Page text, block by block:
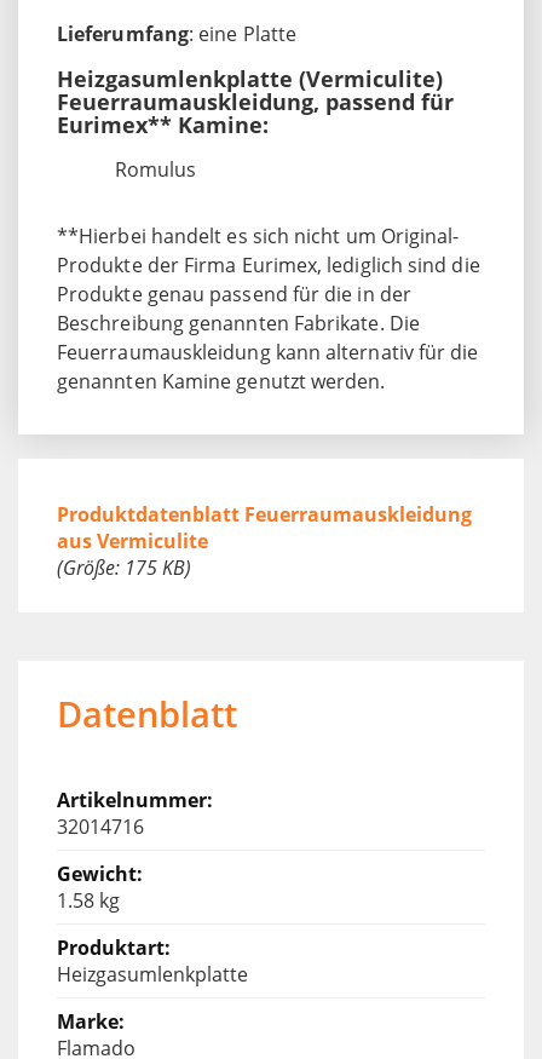
Lieferumfang: eine Platte
Heizgasumlenkplatte (Vermiculite)
Feuerraumauskleidung, passend für
Eurimex** Kamine:
Romulus
**Hierbei handelt es sich nicht um Original-
Produkte der Firma Eurimex, lediglich sind die
Produkte genau passend für die in der
Beschreibung genannten Fabrikate. Die
Feuerraumauskleidung kann alternativ für die
genannten Kamine genutzt werden.
Produktdatenblatt Feuerraumauskleidung
aus Vermiculite
(Größe: 175 KB)
Datenblatt
32014716
1.58 kg
Heizgasumlenkplatte
Flamado